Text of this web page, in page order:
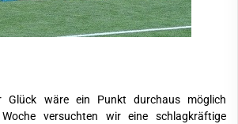
Glück wäre ein Punkt durchaus möglich
versuchten wir eine schlagkräftige